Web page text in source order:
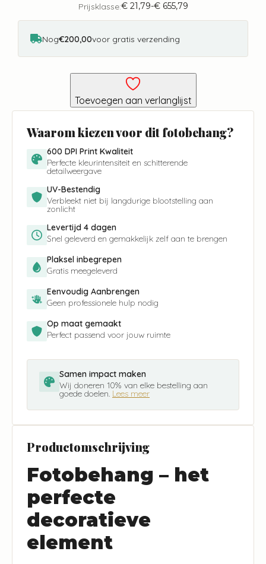
Prijsklasse:€21,79-€655,79
Prijsklasse:
€ 21,79
€ 655,79
Nog€200,00voor gratis verzending
Toevoegen aan verlanglijst
Waarom kiezen voor dit fotobehang?
600 DPI Print Kwaliteit
Perfecte kleurintensiteit en schitterende
detailweergave
UV-Bestendig
Verbleekt niet bij langdurige blootstelling aan
zonlicht
Levertijd 4 dagen
Snel geleverd en gemakkelijk zelf aan te brengen
Plaksel inbegrepen
Gratis meegeleverd
Eenvoudig Aanbrengen
Geen professionele hulp nodig
Op maat gemaakt
Perfect passend voor jouw ruimte
Samen impact maken
Wij doneren 10% van elke bestelling aan
goede doelen. Lees meer
Productomschrijving
Fotobehang – het
perfecte
decoratieve
element